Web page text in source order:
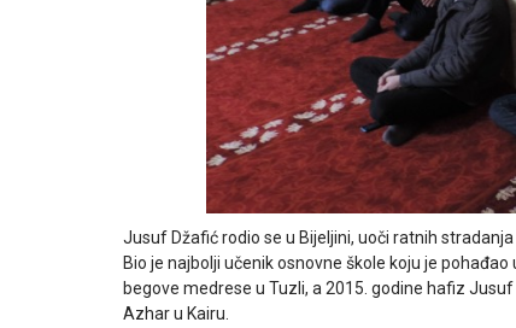
Jusuf Džafić rodio se u Bijeljini, uoči ratnih
Bio je najbolji učenik osnovne škole koju je
begove medrese u Tuzli, a 2015. godine hafiz
Azhar u Kairu.